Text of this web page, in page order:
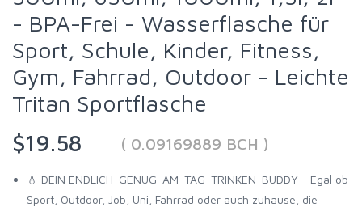
- BPA-Frei - Wasserflasche für
Sport, Schule, Kinder, Fitness,
Gym, Fahrrad, Outdoor - Leichte
Tritan Sportflasche
$19.58
( 0.09169889 BCH )
💧 DEIN ENDLICH-GENUG-AM-TAG-TRINKEN-BUDDY - Egal ob
Sport, Outdoor, Job, Uni, Fahrrad oder auch zuhause, die